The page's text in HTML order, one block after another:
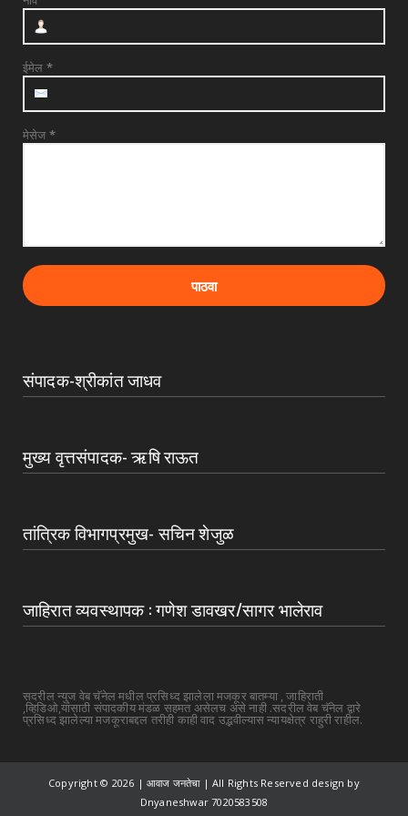
देवळाली प्रवरात उद्या बुधवारी श्री समर्थ बाबुराव
पाटील महारा...
ईमेल *
मेसेज *
संपादक-श्रीकांत जाधव
मुख्य वृत्तसंपादक- ऋषि राऊत
तांत्रिक विभागप्रमुख- सचिन शेजुळ
जाहिरात व्यवस्थापक : गणेश डावखर/सागर भालेराव
सदरील न्युज वेब चॅनेल मधील प्रसिध्द झालेला मजकूर बातम्या , जाहिराती
,व्हिडिओ,यांसाठी संपादकीय मंडळ सहमत असेलच असे नाही .सदरील वेब चॅनेल द्वारे
प्रसिध्द झालेल्या मजकूराबद्दल तरीही काही वाद उद्भवील्यास न्यायक्षेत्र राहुरी राहील.
Copyright © 2026 | आवाज जनतेचा | All Rights Reserved design by
Dnyaneshwar 7020583508